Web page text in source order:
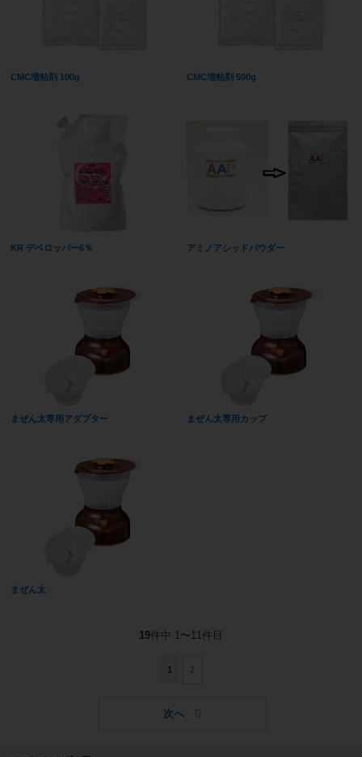
CMC増粘剤 100g CMC増粘剤 500g
KR デベロッパー6％ アミノアシッドパウダー
まぜん太専用アダプター まぜん太専用カップ
まぜん太
19件中 1〜11件目
1 2